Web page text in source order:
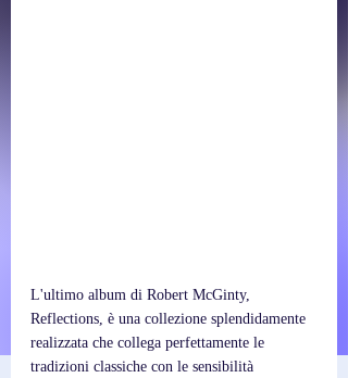
L'ultimo album di Robert McGinty,
Reflections, è una collezione splendidamente
realizzata che collega perfettamente le
tradizioni classiche con le sensibilità